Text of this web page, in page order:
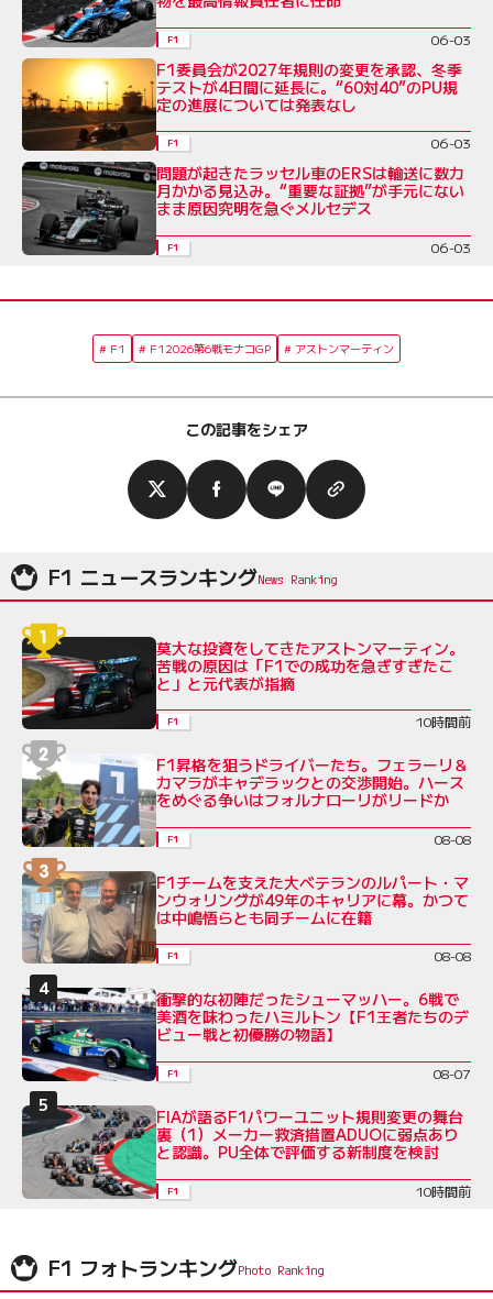
F1 06-03
F1委員会が2027年規則の変更を承認、冬季
テストが4日間に延長に。“60対40”のPU規
定の進展については発表なし
F1 06-03
問題が起きたラッセル車のERSは輸送に数カ
月かかる見込み。“重要な証拠”が手元にない
まま原因究明を急ぐメルセデス
F1 06-03
F1 F12026第6戦モナコGP アストンマーティン
この記事をシェア
F1 ニュースランキング
莫大な投資をしてきたアストンマーティン。
苦戦の原因は「F1での成功を急ぎすぎたこ
と」と元代表が指摘
F1 10時間前
F1昇格を狙うドライバーたち。フェラーリ＆
カマラがキャデラックとの交渉開始。ハース
をめぐる争いはフォルナローリがリードか
F1 08-08
F1チームを支えた大ベテランのルパート・マ
ンウォリングが49年のキャリアに幕。かつて
は中嶋悟らとも同チームに在籍
F1 08-08
衝撃的な初陣だったシューマッハー。6戦で
美酒を味わったハミルトン【F1王者たちのデ
ビュー戦と初優勝の物語】
F1 08-07
FIAが語るF1パワーユニット規則変更の舞台
裏（1）メーカー救済措置ADUOに弱点あり
と認識。PU全体で評価する新制度を検討
F1 10時間前
F1 フォトランキング